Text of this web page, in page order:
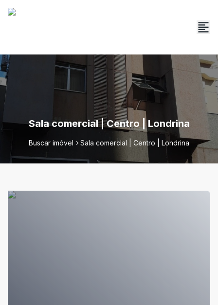
Sala comercial | Centro | Londrina
Buscar imóvel Sala comercial | Centro | Londrina